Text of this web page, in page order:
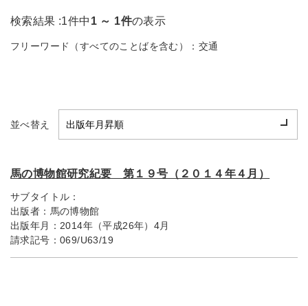
検索結果 :1件中 1 ～ 1件の表示
フリーワード（すべてのことばを含む）： 交通
並べ替え
馬の博物館研究紀要 第１９号（２０１４年４月）
サブタイトル：
出版者： 馬の博物館
出版年月： 2014年（平成26年）4月
請求記号： 069/U63/19